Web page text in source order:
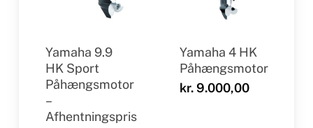
Yamaha 9.9
HK Sport
Påhængsmotor
–
Afhentningspris
Yamaha 4 HK
Påhængsmotor
kr.9.000,00